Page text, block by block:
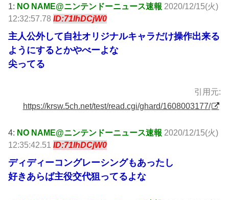
1: NO NAME@ニンテンドーニュース速報 2020/12/15(火)
12:32:57.78ID:71IhDCjW0
主人公外して自社オリジナルキャラだけ操作出来る
ようにするとかやべーよな
尖ってる
引用元:
https://krsw.5ch.net/test/read.cgi/ghard/1608003177/
4: NO NAME@ニンテンドーニュース速報 2020/12/15(火)
12:35:42.51ID:71IhDCjW0
ディディーコングレーシングもあったし
好きあらば主役交代狙ってるよな